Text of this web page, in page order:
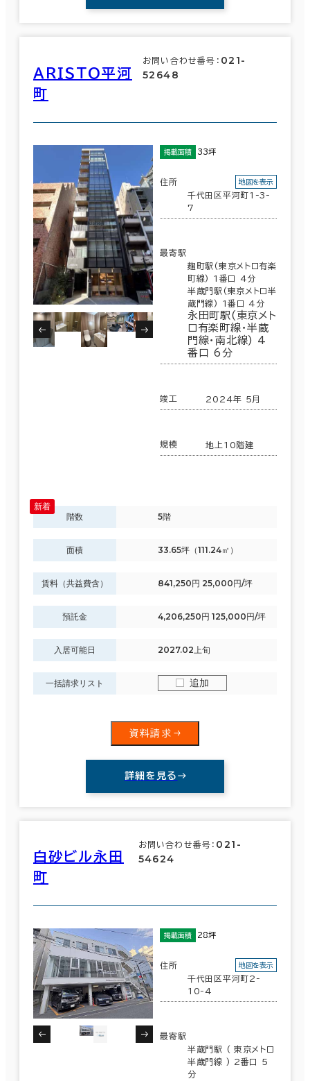
ＡＲＩＳＴＯ平河
町
お問い合わせ番号： 021-
52648
掲載面積 33坪
住所
千代田区平河町1-3-
7
地図を表示
最寄駅
麹町駅(東京メトロ有楽
町線) 1番口 4分
半蔵門駅(東京メトロ半
蔵門線) 1番口 4分
永田町駅(東京メト
ロ有楽町線･半蔵
門線･南北線) 4
番口 6分
竣工 2024年 5月
規模 地上10階建
階数 5階
面積 33.65坪（111.24㎡）
賃料（共益費含） 841,250円 25,000円/坪
預託金 4,206,250円 125,000円/坪
入居可能日 2027.02上旬
一括請求リスト 追加
資料請求
詳細を見る
白砂ビル永田
町
お問い合わせ番号： 021-
54624
掲載面積 28坪
住所
千代田区平河町2-
10-4
地図を表示
最寄駅
半蔵門駅 ( 東京メトロ
半蔵門線 ) 2番口 5
分